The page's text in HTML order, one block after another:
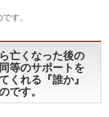
す。
亡くなった後の
等のサポートを
くれる『誰か』
です。